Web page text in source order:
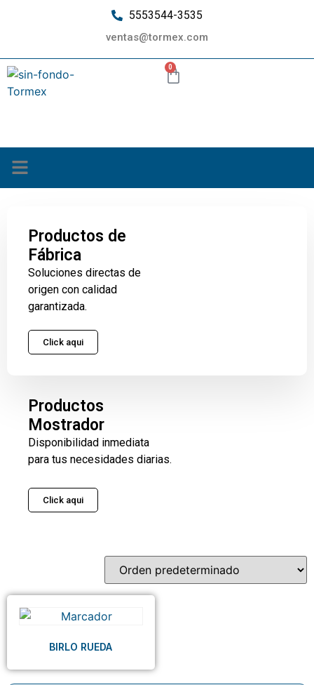
5553544-3535
ventas@tormex.com
0
Productos de
Fábrica
Soluciones directas de
origen con calidad
garantizada.
Click aqui
Productos
Mostrador
Disponibilidad inmediata
para tus necesidades diarias.
Click aqui
BIRLO RUEDA